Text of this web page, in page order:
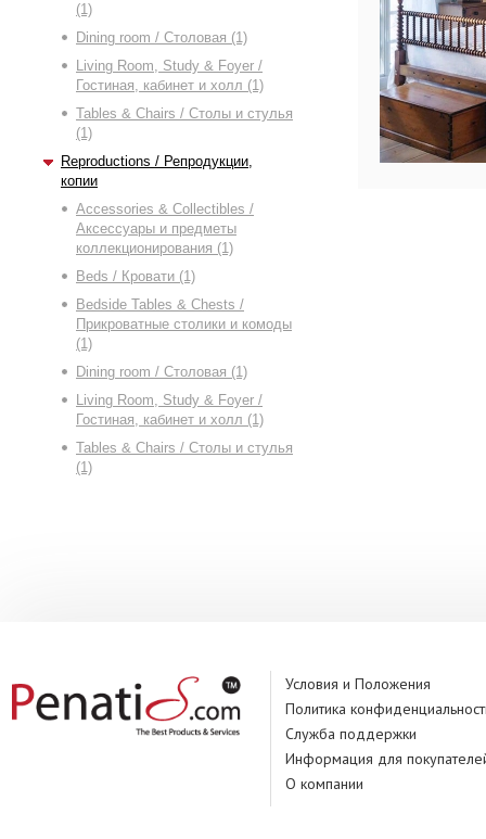
(1)
Dining room / Столовая (1)
Living Room, Study & Foyer /
Гостиная, кабинет и холл (1)
Tables & Chairs / Столы и стулья
(1)
Reproductions / Репродукции,
копии
Accessories & Collectibles /
Аксессуары и предметы
коллекционирования (1)
Beds / Кровати (1)
Bedside Tables & Chests /
Прикроватные столики и комоды
(1)
Dining room / Столовая (1)
Living Room, Study & Foyer /
Гостиная, кабинет и холл (1)
Tables & Chairs / Столы и стулья
(1)
Условия и Положения
Политика
Служба поддержки
Информация для
О компании